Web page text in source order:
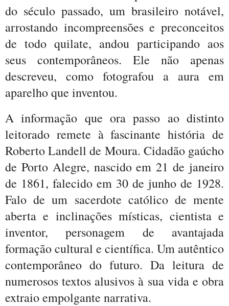
do século passado, um brasileiro notável,
arrostando incompreensões e preconceitos
de todo quilate, andou participando aos
seus contemporâneos. Ele não apenas
descreveu, como fotografou a aura em
aparelho que inventou.
A informação que ora passo ao distinto
leitorado remete à fascinante história de
Roberto Landell de Moura. Cidadão gaúcho
de Porto Alegre, nascido em 21 de janeiro
de 1861, falecido em 30 de junho de 1928.
Falo de um sacerdote católico de mente
aberta e inclinações místicas, cientista e
inventor, personagem de avantajada
formação cultural e científica. Um autêntico
contemporâneo do futuro. Da leitura de
numerosos textos alusivos à sua vida e obra
extraio empolgante narrativa.